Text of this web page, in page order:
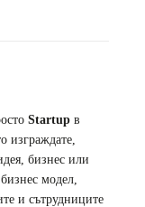
Startup в
изграждате,
бизнес или
модел,
и сътрудниците